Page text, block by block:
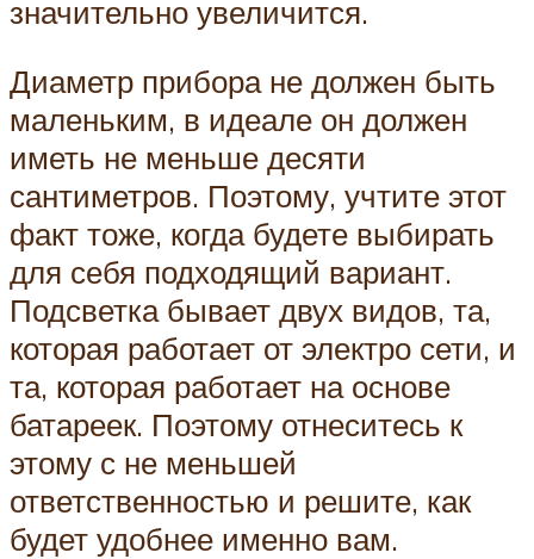
значительно увеличится.
Диаметр прибора не должен быть
маленьким, в идеале он должен
иметь не меньше десяти
сантиметров. Поэтому, учтите этот
факт тоже, когда будете выбирать
для себя подходящий вариант.
Подсветка бывает двух видов, та,
которая работает от электро сети, и
та, которая работает на основе
батареек. Поэтому отнеситесь к
этому с не меньшей
ответственностью и решите, как
будет удобнее именно вам.